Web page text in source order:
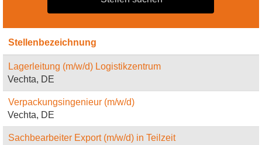
Stellenbezeichnung
Lagerleitung (m/w/d) Logistikzentrum
Vechta, DE
Verpackungsingenieur (m/w/d)
Vechta, DE
Sachbearbeiter Export (m/w/d) in Teilzeit